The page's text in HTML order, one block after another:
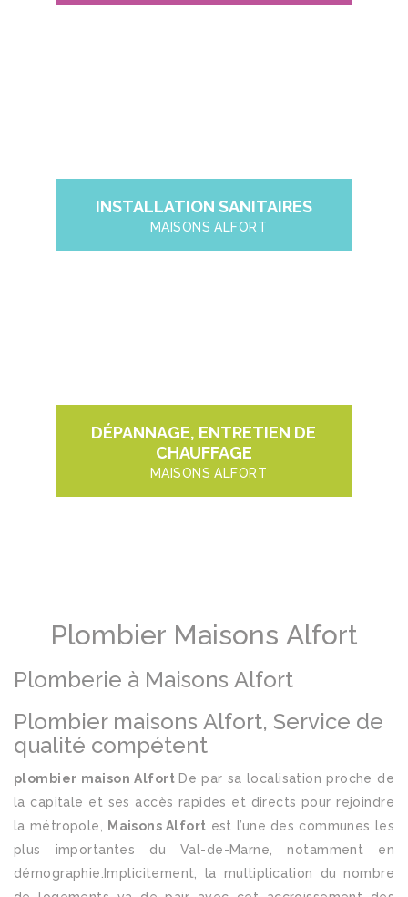
INSTALLATION SANITAIRES
MAISONS ALFORT
DÉPANNAGE, ENTRETIEN DE
CHAUFFAGE
MAISONS ALFORT
Plombier Maisons Alfort
Plomberie à Maisons Alfort
Plombier maisons Alfort, Service de
qualité compétent
plombier maison Alfort De par sa localisation proche de
la capitale et ses accès rapides et directs pour rejoindre
la métropole,
Maisons Alfort est l’une des communes les
plus importantes du Val-de-Marne, notamment en
démographie.Implicitement, la multiplication du nombre